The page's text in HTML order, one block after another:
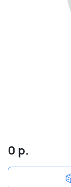
0 р.